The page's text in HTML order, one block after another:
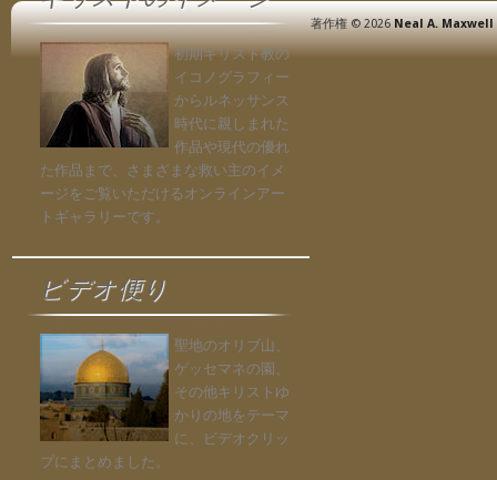
初期キリスト教の
イコノグラフィー
からルネッサンス
時代に親しまれた
作品や現代の優れ
た作品まで、さまざまな救い主のイメ
ージをご覧いただけるオンラインアー
トギャラリーです。
ビデオ便り
聖地のオリブ山、
ゲッセマネの園、
その他キリストゆ
かりの地をテーマ
に、ビデオクリッ
プにまとめました。
著作権 © 2026Neal A.